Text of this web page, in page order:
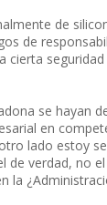
de
de
cierta
se hayan
en
lado estoy
de verdad, no
la